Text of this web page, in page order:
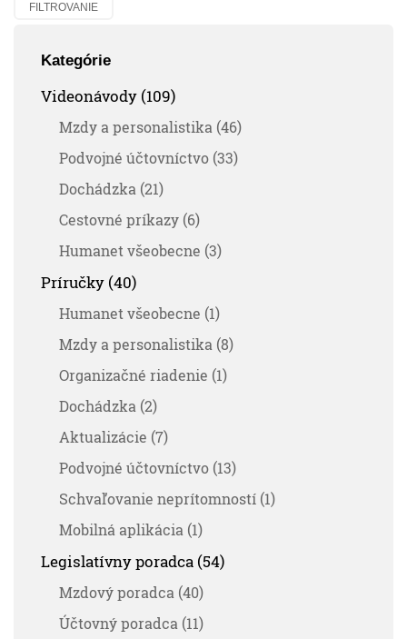
FILTROVANIE
Kategórie
Videonávody (109)
Mzdy a personalistika (46)
Podvojné účtovníctvo (33)
Dochádzka (21)
Cestovné príkazy (6)
Humanet všeobecne (3)
Príručky (40)
Humanet všeobecne (1)
Mzdy a personalistika (8)
Organizačné riadenie (1)
Dochádzka (2)
Aktualizácie (7)
Podvojné účtovníctvo (13)
Schvaľovanie neprítomností (1)
Mobilná aplikácia (1)
Legislatívny poradca (54)
Mzdový poradca (40)
Účtovný poradca (11)